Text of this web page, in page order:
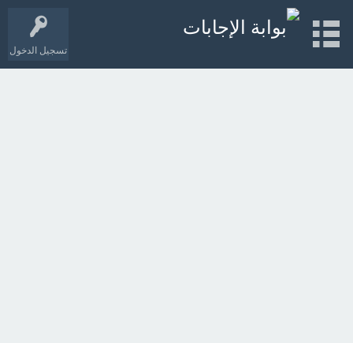
تسجيل الدخول